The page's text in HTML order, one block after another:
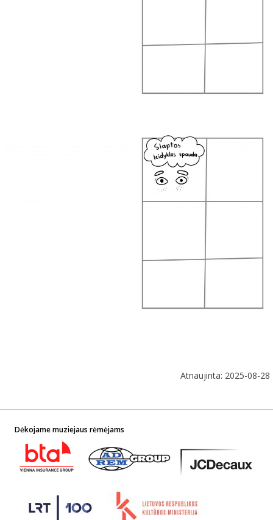
Atnaujinta: 2025-08-28
Dėkojame muziejaus rėmėjams